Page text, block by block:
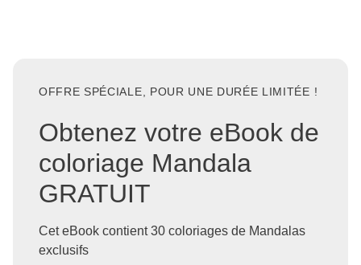
OFFRE SPÉCIALE, POUR UNE DURÉE LIMITÉE !
Obtenez votre eBook de
coloriage Mandala
GRATUIT
Cet eBook contient 30 coloriages de Mandalas
exclusifs